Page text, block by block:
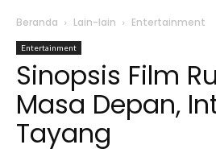
Beranda Lain-lain Entertainment
Entertainment
Sinopsis Film
Masa Depan,
Tayang